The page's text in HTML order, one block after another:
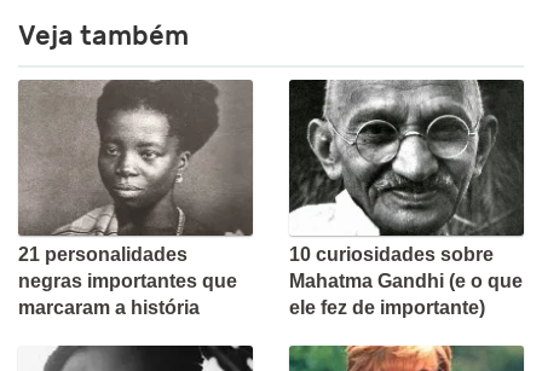
Veja também
21 personalidades
negras importantes que
marcaram a história
10 curiosidades sobre
Mahatma Gandhi (e o que
ele fez de importante)